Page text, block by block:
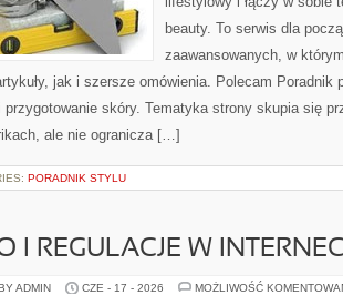
beauty. To serwis dla
zaawansowanych, w
jak i szersze omówienia. Polecam
przygotowanie skóry. Tematyka strony skupia się
ale nie ogranicza […]
PORADNIK STYLU
I REGULACJE W
ADMIN CZE - 17 - 2026 MOŻLIWOŚĆ